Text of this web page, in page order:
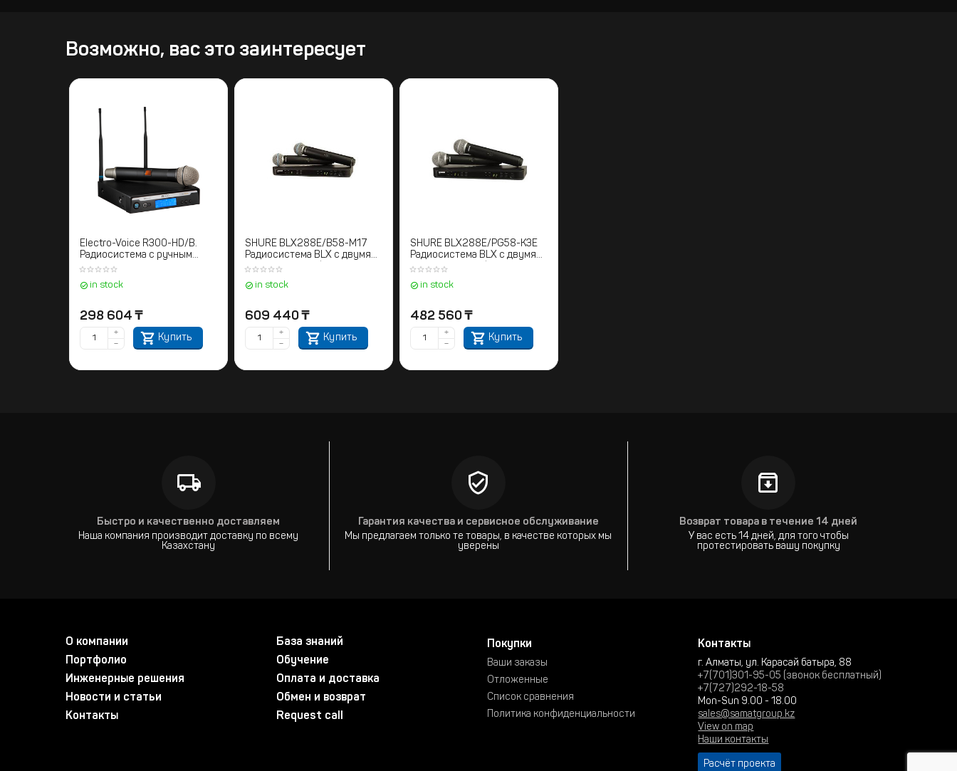
Возможно, вас это заинтересует
Electro-Voice R300-HD/B.
Радиосистема с ручным
передатчиком
in stock
298 604 ₸
Купить
+
−
SHURE BLX288E/B58-M17
Радиосистема BLX с двумя
ручными микрофонами
in stock
609 440 ₸
Купить
+
−
SHURE BLX288E/PG58-K3E
Радиосистема BLX с двумя
ручными микрофонами PG58
606-630 MHz
in stock
482 560 ₸
Купить
+
−
Быстро и качественно доставляем
Наша компания производит доставку по всему
Казахстану
Гарантия качества и сервисное обслуживание
Мы предлагаем только те товары, в качестве которых мы
уверены
Возврат товара в течение 14 дней
У вас есть 14 дней, для того чтобы
протестировать вашу покупку
О компании
Портфолио
Инженерные решения
Новости и статьи
Контакты
База знаний
Обучение
Оплата и доставка
Обмен и возврат
Request call
Покупки
Ваши заказы
Отложенные
Список сравнения
Политика конфиденциальности
Контакты
г. Алматы, ул. Карасай батыра, 88
+7(701)301-95-05 (звонок бесплатный)
+7(727)292-18-58
Mon-Sun 9.00 - 18.00
sales@samatgroup.kz
View on map
Наши контакты
Расчёт проекта